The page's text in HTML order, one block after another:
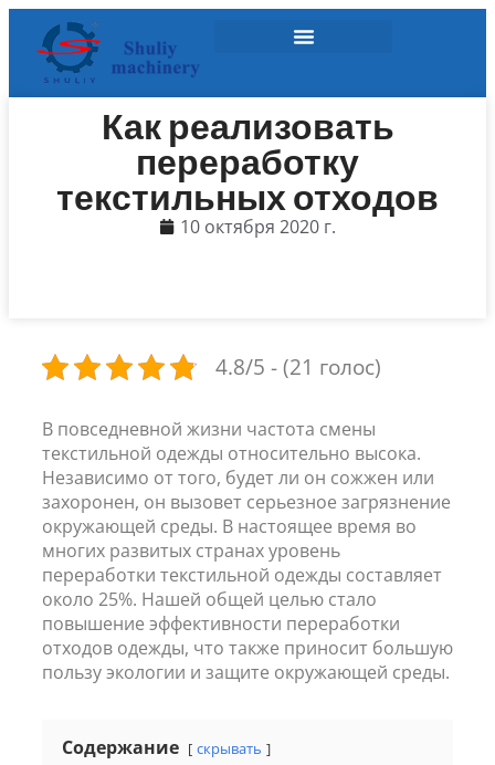
Как реализовать
переработку
текстильных отходов
10 октября 2020 г.
4.8/5 - (21 голос)
В повседневной жизни частота смены
текстильной одежды относительно высока.
Независимо от того, будет ли он сожжен или
захоронен, он вызовет серьезное загрязнение
окружающей среды. В настоящее время во
многих развитых странах уровень
переработки текстильной одежды составляет
около 25%. Нашей общей целью стало
повышение эффективности переработки
отходов одежды, что также приносит большую
пользу экологии и защите окружающей среды.
Содержание скрывать